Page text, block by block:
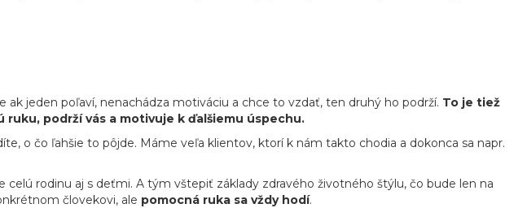
jeden poľaví, nenachádza motiváciu a chce to vzdať, ten druhý ho podrží. To je tiež
podrží vás a motivuje k ďalšiemu úspechu.
o čo ľahšie to pôjde. Máme veľa klientov, ktorí k nám takto chodia a dokonca sa napr.
rodinu aj s deťmi. A tým vštepiť základy zdravého životného štýlu, čo bude len na
človekovi, ale pomocná ruka sa vždy hodí.